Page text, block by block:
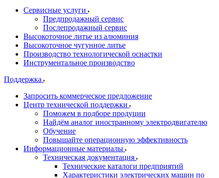
Сервисные услуги
Предпродажный сервис
Послепродажный сервис
Высокоточное литье из алюминия
Высокоточное чугунное литье
Производство технологической оснастки
Инструментальное производство
Поддержка
Запросить коммерческое предложение
Центр технической поддержки
Поможем в подборе продуции
Найдём аналог иностранному электродвигателю
Обучение
Повышайте операционную эффективность
Информационные материалы
Техническая документация
Технические каталоги предприятий
Характеристики электрических машин по